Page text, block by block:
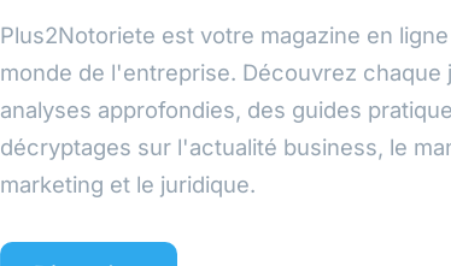
Plus2Notoriete est votre magazine en
monde de l'entreprise. Découvrez chaque
analyses approfondies, des guides
décryptages sur l'actualité business, le
marketing et le juridique.